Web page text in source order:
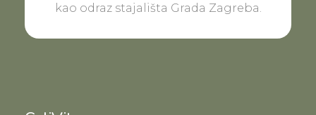
kao odraz stajališta Grada Zagreba.